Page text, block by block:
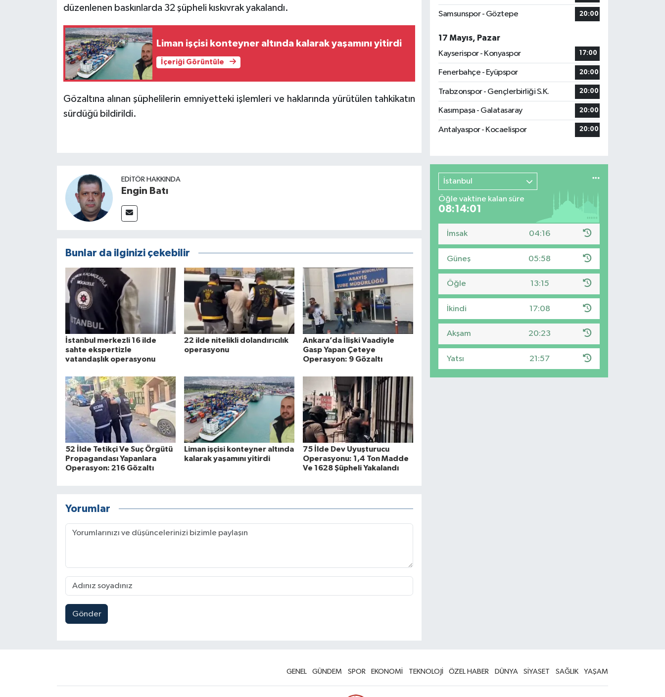
düzenlenen baskınlarda 32 şüpheli kıskıvrak yakalandı.
Liman işçisi konteyner altında kalarak yaşamını yitirdi
İçeriği Görüntüle
Gözaltına alınan şüphelilerin emniyetteki işlemleri ve haklarında yürütülen tahkikatın
sürdüğü bildirildi.
EDITÖR HAKKINDA
Engin Batı
Bunlar da ilginizi çekebilir
İstanbul merkezli 16 ilde
sahte ekspertizle
vatandaşlık operasyonu
22 ilde nitelikli dolandırıcılık
operasyonu
Ankara’da İlişki Vaadiyle
Gasp Yapan Çeteye
Operasyon: 9 Gözaltı
52 İlde Tetikçi Ve Suç Örgütü
Propagandası Yapanlara
Operasyon: 216 Gözaltı
Liman işçisi konteyner altında
kalarak yaşamını yitirdi
75 İlde Dev Uyuşturucu
Operasyonu: 1,4 Ton Madde
Ve 1628 Şüpheli Yakalandı
Yorumlar
Gönder
Samsunspor - Göztepe 20:00
17 Mayıs, Pazar
Kayserispor - Konyaspor
17:00
Fenerbahçe - Eyüpspor 20:00
Trabzonspor - Gençlerbirliği S.K. 20:00
Kasımpaşa - Galatasaray 20:00
Antalyaspor - Kocaelispor 20:00
İstanbul
Öğle vaktine kalan süre
08:14:00
İmsak 04:16
Güneş 05:58
Öğle 13:15
İkindi 17:08
Akşam 20:23
Yatsı 21:57
GENEL GÜNDEM SPOR EKONOMİ TEKNOLOJİ ÖZEL HABER DÜNYA SİYASET SAĞLIK YAŞAM